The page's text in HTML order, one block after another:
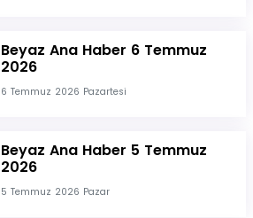
Beyaz Ana Haber 6 Temmuz
2026
6 Temmuz 2026 Pazartesi
Beyaz Ana Haber 5 Temmuz
2026
5 Temmuz 2026 Pazar